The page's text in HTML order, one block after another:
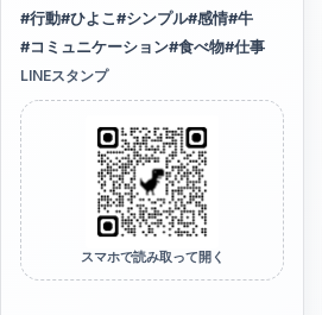
#行動#ひよこ#シンプル#感情#牛
#コミュニケーション#食べ物#仕事
LINEスタンプ
スマホで読み取って開く